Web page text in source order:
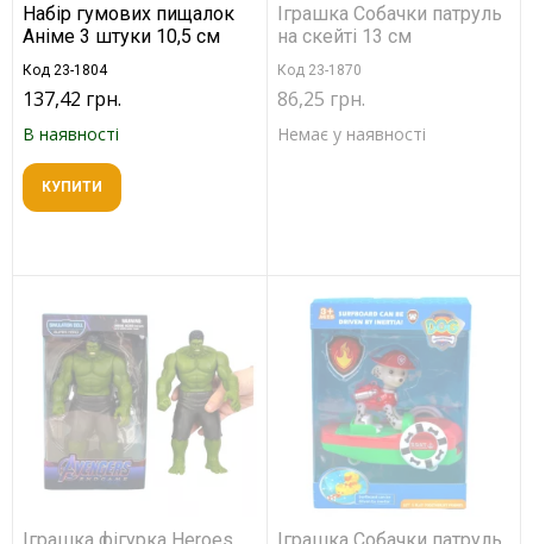
Набір гумових пищалок
Аніме 3 штуки 10,5 см
Код 23-1804
137,42 грн.
В наявності
КУПИТИ
Іграшка Собачки патруль
на скейті 13 см
Код 23-1870
86,25 грн.
Немає у наявності